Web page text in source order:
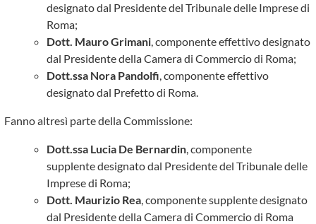
designato dal Presidente del Tribunale delle Imprese di
Roma;
Dott. Mauro Grimani, componente effettivo designato
dal Presidente della Camera di Commercio di Roma;
Dott.ssa Nora Pandolfi, componente effettivo
designato dal Prefetto di Roma.
Fanno altresì parte della Commissione:
Dott.ssa Lucia De Bernardin, componente
supplente designato dal Presidente del Tribunale delle
Imprese di Roma;
Dott. Maurizio Rea, componente supplente designato
dal Presidente della Camera di Commercio di Roma